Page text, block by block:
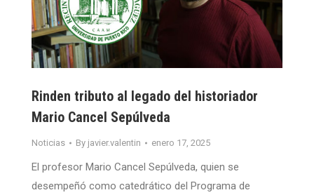
Rinden tributo al legado del historiador
Mario Cancel Sepúlveda
Noticias By javier.valentin enero 17, 2025
El profesor Mario Cancel Sepúlveda, quien se
desempeñó como catedrático del Programa de